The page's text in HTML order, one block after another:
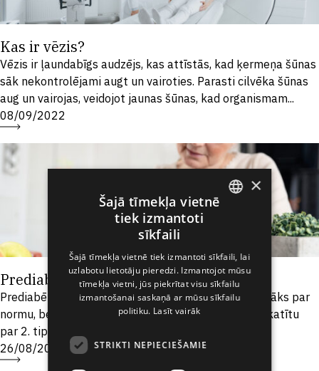
Kas ir vēzis?
Vēzis ir ļaundabīgs audzējs, kas attīstās, kad ķermeņa šūnas
sāk nekontrolējami augt un vairoties. Parasti cilvēka šūnas
aug un vairojas, veidojot jaunas šūnas, kad organismam...
08/09/2022
Prediabēts. Vai tu esi pakļauts riskam?
Prediabēts nozīmē, ka cukura līmenis asinīs ir augstāks par
normu, bet tas vēl nav pietiekami augsts, lai to uzskatītu
par 2. tipa diabētu. Prediabēts palielina...
26/08/2022
RUSSIAN
SPANISH
×
Šajā tīmekļa vietnē
tiek izmantoti
sīkfaili
Šajā tīmekļa vietnē tiek izmantoti sīkfaili, lai
uzlabotu lietotāju pieredzi. Izmantojot mūsu
tīmekļa vietni, jūs piekrītat visu sīkfailu
izmantošanai saskaņā ar mūsu sīkfailu
politiku. Lasīt vairāk
STRIKTI NEPIECIEŠAMIE